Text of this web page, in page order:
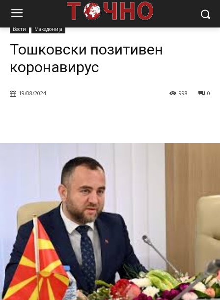
Почетна Тошковски позитивен коронавирус
Вести Македонија
Тошковски позитивен
коронавирус
19/08/2024 0
998